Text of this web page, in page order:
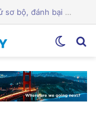
Một địa điểm thứ hai ở trung tâm San Jose đóng cửa giữa cuộc chiến giấy phép